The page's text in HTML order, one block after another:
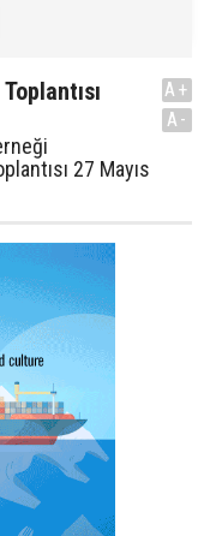
27 Mayıs
A+
A-